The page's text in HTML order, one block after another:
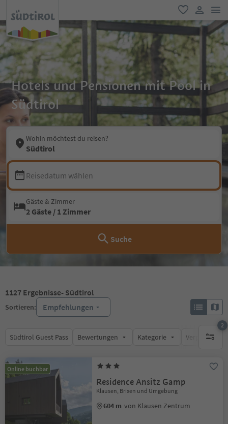
favorit
user link
Hotels und Pensionen mit Pool in
Südtirol
Wohin möchtest du reisen?
Südtirol
Reisedatum wählen
Gäste & Zimmer
2 Gäste / 1 Zimmer
Suche
1127 Ergebnisse- Südtirol
Sortieren: Empfehlungen
Südtirol Guest Pass Bewertungen Kategorie
2
aktive
Online buchbar
Residence Ansitz Gamp
Klausen, Brixen und Umgebung
604 m von Klausen Zentrum